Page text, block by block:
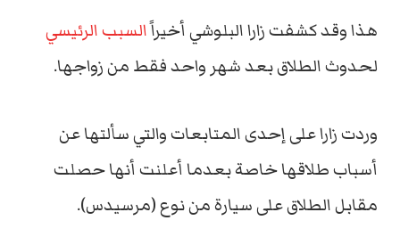
هذا وقد كشفت زارا البلوشي أخيراًالسبب الرئيسي
لحدوث الطلاق بعد شهر واحد فقط من زواجها.
وردت زارا على إحدى المتابعات والتي سألتها عن
أسباب طلاقها خاصة بعدما أعلنت أنها حصلت
مقابل الطلاق على سيارة من نوع (مرسيدس).